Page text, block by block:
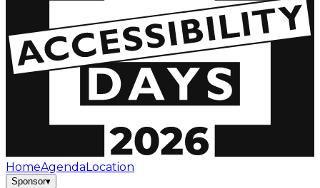
HomeAgenda Location
Sponsor▾